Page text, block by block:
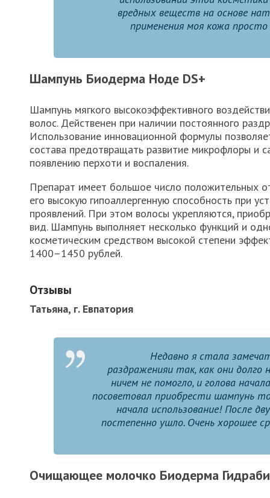
вредных веществ на основе
применения моя кожа
Шампунь Биодерма Ноде DS+
Шампунь мягкого высокоэффективного
волос. Действенен при наличии постоянного
Использование инновационной формулы
состава предотвращать развитие микрофлоры и
появлению перхоти и воспаления.
Препарат имеет большое число положительных
его высокую гипоаллергенную способность при
проявлений. При этом волосы укрепляются,
вид. Шампунь выполняет несколько функций и
косметическим средством высокой степени
1400–1450 рублей.
Отзывы
Татьяна, г. Евпатория
Недавно я стала
раздраженияи так, как они
ничем не помогло, и голова
посоветовал приобрести шампунь
начала использование! После
постепенно ушло. Очень хорошее
Очищающее молочко Биодерма